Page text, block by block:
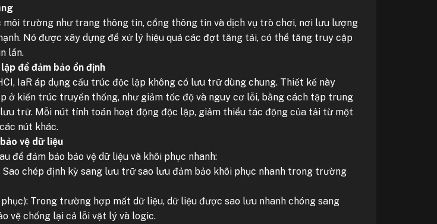
môi trường như trang thông tin, cổng thông tin và dịch vụ trò chơi, nơi lưu lượng
Nó được xây dựng để xử lý hiệu quả các đợt tăng tải, có thể tăng truy cập
lần.
để đảm bảo ổn định
IaR áp dụng cấu trúc độc lập không có lưu trữ dùng chung. Thiết kế này
ở kiến trúc truyền thống, như giảm tốc độ và nguy cơ lỗi, bằng cách tập trung
trữ. Mỗi nút tính toán hoạt động độc lập, giảm thiểu tác động của tải từ một
nút khác.
vệ dữ liệu
để đảm bảo bảo vệ dữ liệu và khôi phục nhanh:
Sao chép định kỳ sang lưu trữ sao lưu đảm bảo khôi phục nhanh trong trường
Trong trường hợp mất dữ liệu, dữ liệu được sao lưu nhanh chóng sang
vệ chống lại cả lỗi vật lý và logic.